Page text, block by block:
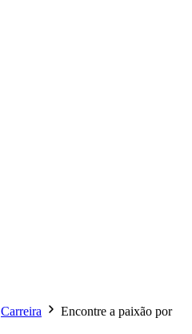
Carreira
Encontre a paixão por